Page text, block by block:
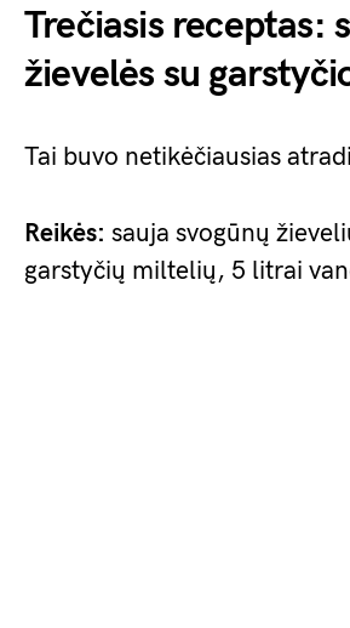
Trečiasis receptas:
žievelės su
Tai buvo netikėčiausias
Reikės: sauja svogūnų
garstyčių miltelių, 5 litrai